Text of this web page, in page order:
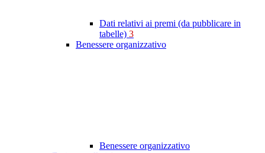
Dati relativi ai premi (da pubblicare in
tabelle) 3
Benessere organizzativo
Benessere organizzativo